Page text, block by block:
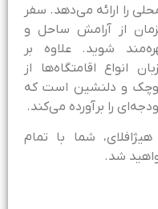
ارائه می‌دهد. سفر
آرامش ساحل و
شوید. علاوه بر
اقامتگاه‌ها از
و دلنشین است که
را برآورده می‌کند.
شما با تمام
شد.